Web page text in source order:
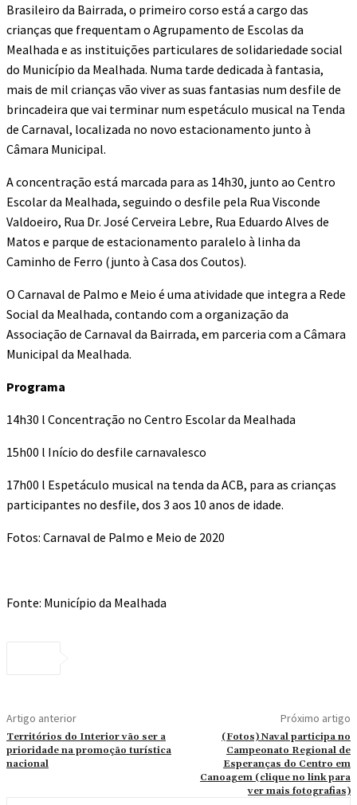
Brasileiro da Bairrada, o primeiro corso está a cargo das
crianças que frequentam o Agrupamento de Escolas da
Mealhada e as instituições particulares de solidariedade social
do Município da Mealhada. Numa tarde dedicada à fantasia,
mais de mil crianças vão viver as suas fantasias num desfile de
brincadeira que vai terminar num espetáculo musical na Tenda
de Carnaval, localizada no novo estacionamento junto à
Câmara Municipal.
A concentração está marcada para as 14h30, junto ao Centro
Escolar da Mealhada, seguindo o desfile pela Rua Visconde
Valdoeiro, Rua Dr. José Cerveira Lebre, Rua Eduardo Alves de
Matos e parque de estacionamento paralelo à linha da
Caminho de Ferro (junto à Casa dos Coutos).
O Carnaval de Palmo e Meio é uma atividade que integra a Rede
Social da Mealhada, contando com a organização da
Associação de Carnaval da Bairrada, em parceria com a Câmara
Municipal da Mealhada.
Programa
14h30 l Concentração no Centro Escolar da Mealhada
15h00 l Início do desfile carnavalesco
17h00 l Espetáculo musical na tenda da ACB, para as crianças
participantes no desfile, dos 3 aos 10 anos de idade.
Fotos: Carnaval de Palmo e Meio de 2020
Fonte: Município da Mealhada
Artigo anterior
Territórios do Interior vão ser a
prioridade na promoção turística
nacional
Próximo artigo
(Fotos) Naval participa no
Campeonato Regional de
Esperanças do Centro em
Canoagem (clique no link para
ver mais fotografias)